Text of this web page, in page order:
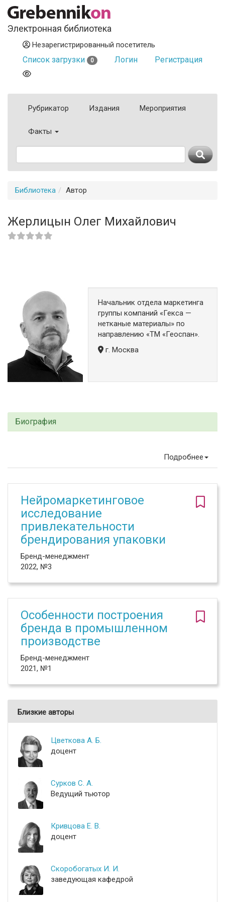
Электронная библиотека
Незарегистрированный посетитель
Список загрузки 0 Логин Регистрация
Рубрикатор Издания Мероприятия
Факты
Библиотека Автор
Жерлицын Олег Михайлович
Начальник отдела маркетинга
группы компаний «Гекса —
нетканые материалы» по
направлению «ТМ «Геоспан».
г. Москва
Биография
Подробнее
Нейромаркетинговое
исследование
привлекательности
брендирования упаковки
Бренд-менеджмент
2022, №3
Особенности построения
бренда в промышленном
производстве
Бренд-менеджмент
2021, №1
Близкие авторы
Цветкова А. Б.
доцент
Сурков С. А.
Ведущий тьютор
Кривцова Е. В.
доцент
Скоробогатых И. И.
заведующая кафедрой